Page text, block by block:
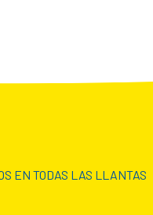
EN TODAS LAS LLANTAS